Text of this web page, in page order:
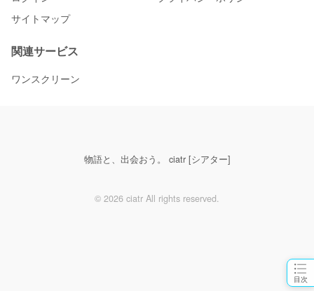
目次
サイトマップ
関連サービス
ワンスクリーン
物語と、出会おう。 ciatr [シアター]
© 2026 ciatr All rights reserved.